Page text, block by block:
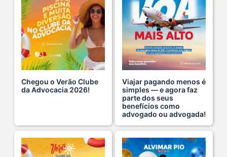
Neste sábado, dia 04 de julho, o Clube da Advocac s...
3 De Julho De 2026
Cuidar da saúde mental é tão importante quanto s...
1 De Julho De 2026
Hoje é um dia especial para celebrar a vida de qu s...
Fim de semana tem endereço certo: Clube da Advoca s...
18 De Julho De 2026
Chegou o Verão Clube
da Advocacia 2026!
Viajar pagando menos é
simples — e agora faz
parte dos seus
benefícios como
advogado ou advogada!